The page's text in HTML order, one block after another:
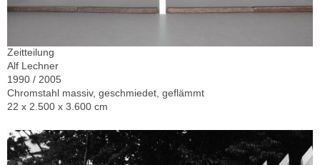
Zeitteilung
Alf Lechner
1990 / 2005
Chromstahl massiv, geschmiedet, geflämmt
22 x 2.500 x 3.600 cm